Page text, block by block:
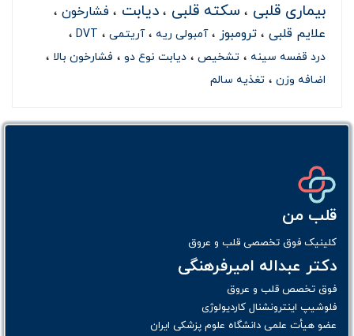
بیماری قلبی سکته قلبی دیابت
فشارخون
علایم قلبی
ترومبوز آمبولی ریه آریتمی
DVT
درد قفسه سینه
تشخیص دیابت نوع دو
فشارخون بالا
اضافه وزن
تغذیه سالم
قلب من
کلینیک فوق تخصصی قلب و عروق
دکتر عبداله امیرفرهنگی
فوق تخصص قلب و عروق
فلوشیپ اینترونشنال کاردیولوژی
عضو هیأت علمی دانشگاه علوم پزشکی ایران